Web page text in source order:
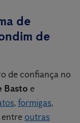
de
de
de confiança no
Basto e
,formigas,
entreoutras